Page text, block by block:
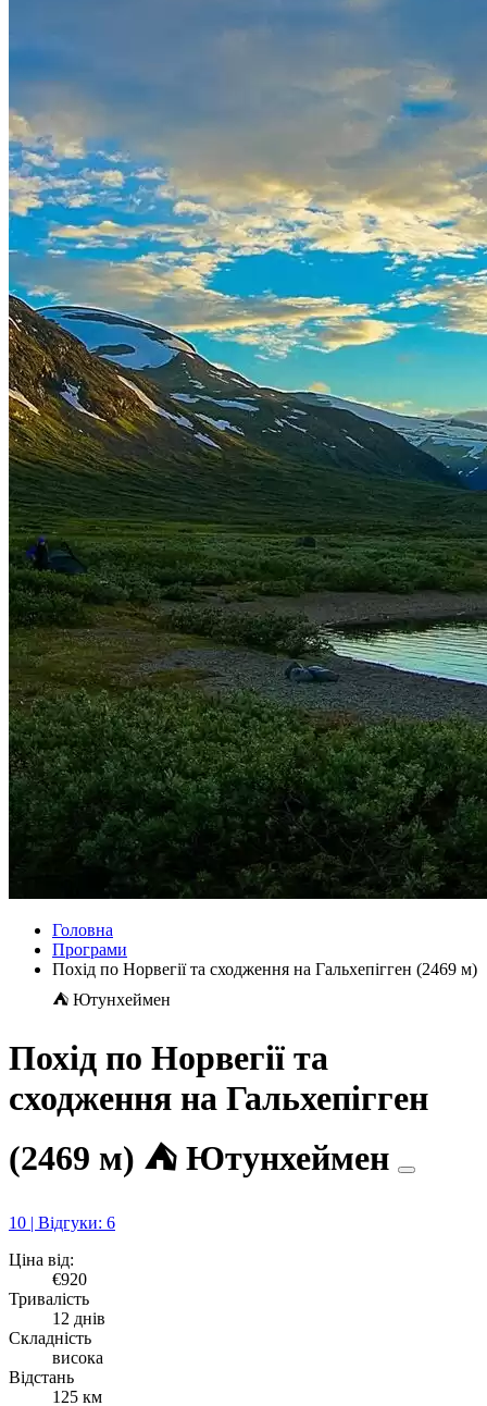
Головна
Програми
Похід по Норвегії та сходження на Гальхепігген (2469 м)
⛺️ Ютунхеймен
Похід по Норвегії та
сходження на Гальхепігген
(2469 м) ⛺️ Ютунхеймен
10 | Відгуки: 6
Ціна від:
€920
Тривалість
12 днів
Складність
висока
Відстань
125 км